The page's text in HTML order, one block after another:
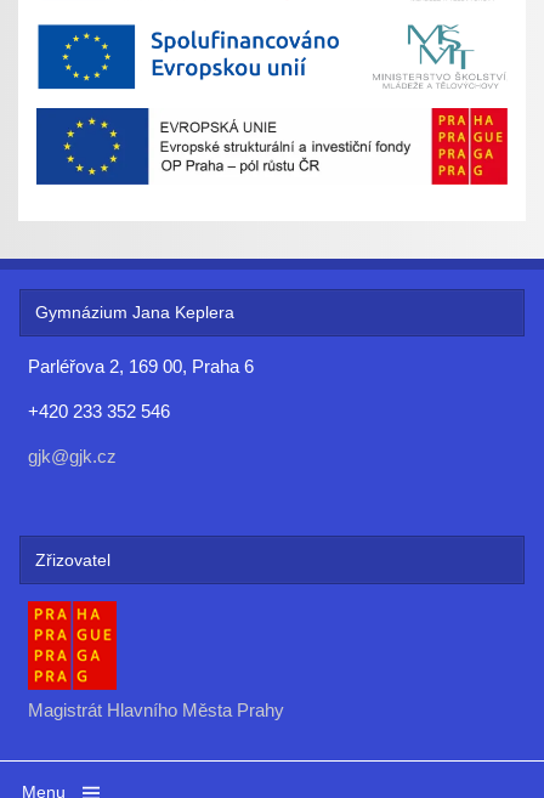
Gymnázium Jana Keplera
Parléřova 2, 169 00, Praha 6
+420 233 352 546
gjk@gjk.cz
Zřizovatel
Magistrát Hlavního Města Prahy
Menu